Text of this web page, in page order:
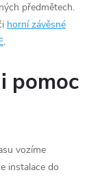
předmětech.
horní závěsné
.
pomoc
vozíme
instalace do